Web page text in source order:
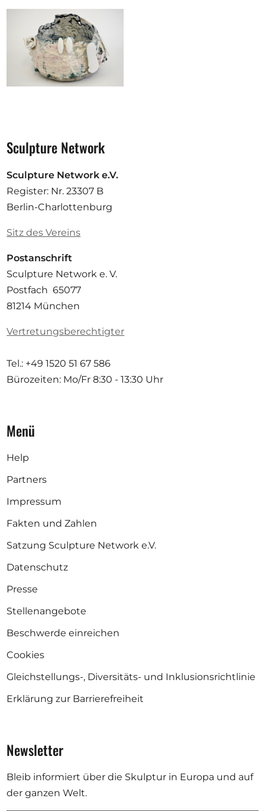
Sculpture Network
Sculpture Network e.V.
Register: Nr. 23307 B
Berlin-Charlottenburg
Sitz des Vereins
Postanschrift
Sculpture Network e. V.
Postfach 65077
81214 München
Vertretungsberechtigter
Tel.: +49 1520 51 67 586
Bürozeiten: Mo/Fr 8:30 - 13:30 Uhr
Menü
Help
Partners
Impressum
Fakten und Zahlen
Satzung Sculpture Network e.V.
Datenschutz
Presse
Stellenangebote
Beschwerde einreichen
Cookies
Gleichstellungs-, Diversitäts- und Inklusionsrichtlinie
Erklärung zur Barrierefreiheit
Newsletter
Bleib informiert über die Skulptur in Europa und auf
der ganzen Welt.